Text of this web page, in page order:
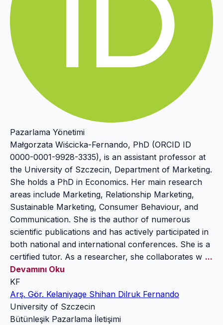
Pazarlama Yönetimi
Małgorzata Wiścicka-Fernando, PhD (ORCID ID
0000-0001-9928-3335), is an assistant professor at
the University of Szczecin, Department of Marketing.
She holds a PhD in Economics. Her main research
areas include Marketing, Relationship Marketing,
Sustainable Marketing, Consumer Behaviour, and
Communication. She is the author of numerous
scientific publications and has actively participated in
both national and international conferences. She is a
certified tutor. As a researcher, she collaborates w ...
Devamını Oku
KF
Arş. Gör. Kelaniyage Shihan Dilruk Fernando
University of Szczecin
Bütünleşik Pazarlama İletişimi